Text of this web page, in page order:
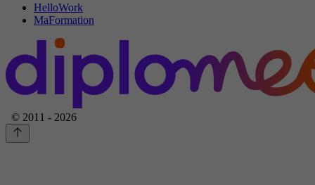
HelloWork
MaFormation
© 2011 - 2026